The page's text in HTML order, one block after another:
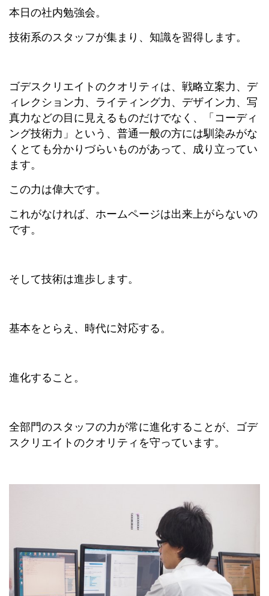
本日の社内勉強会。
技術系のスタッフが集まり、知識を習得します。
ゴデスクリエイトのクオリティは、戦略立案力、デ
ィレクション力、ライティング力、デザイン力、写
真力などの目に見えるものだけでなく、「コーディ
ング技術力」という、普通一般の方には馴染みがな
くとても分かりづらいものがあって、成り立ってい
ます。
この力は偉大です。
これがなければ、ホームページは出来上がらないの
です。
そして技術は進歩します。
基本をとらえ、時代に対応する。
進化すること。
全部門のスタッフの力が常に進化することが、ゴデ
スクリエイトのクオリティを守っています。